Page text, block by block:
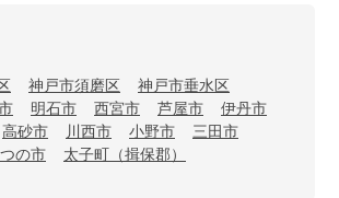
神戸市須磨区
神戸市垂水区
明石市 西宮市 芦屋市
伊丹市
高砂市 川西市 小野市
三田市
の市 太子町（揖保郡）